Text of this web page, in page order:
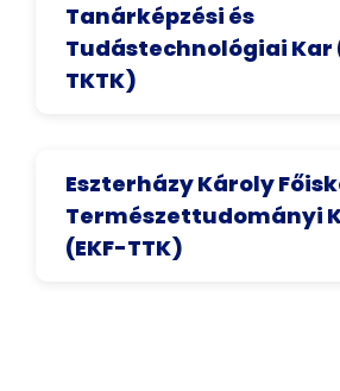
Tanárképzési és
Tudástechnológiai Kar
TKTK)
Eszterházy Károly
Természettudományi
(EKF-TTK)